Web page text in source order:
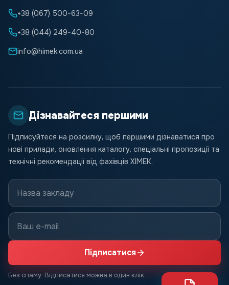
+38 (067) 500-63-09
+38 (044) 249-40-80
info@himek.com.ua
Дізнавайтеся першими
Підписуйтеся на розсилку, щоб першими дізнаватися про
нові прилади, оновлення каталогу, спеціальні пропозиції та
технічні рекомендації від фахівців ХІМЕК.
Підписатися
Без спаму. Відписатися можна в один клік.